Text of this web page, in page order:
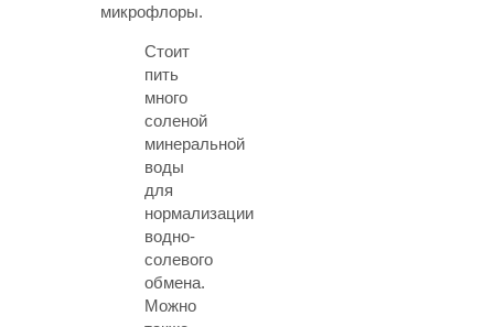
микрофлоры.
Стоит
пить
много
соленой
минеральной
воды
для
нормализации
водно-
солевого
обмена.
Можно